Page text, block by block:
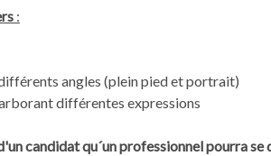
:
angles (plein pied et portrait)
différentes expressions
candidat qu´un professionnel pourra se